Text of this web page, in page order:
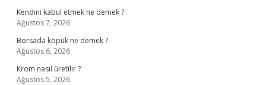
Kendini kabul etmek ne demek ?
Ağustos 7, 2026
Borsada köpük ne demek ?
Ağustos 6, 2026
Krom nasıl üretilir ?
Ağustos 5, 2026